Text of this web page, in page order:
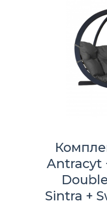
Antracyt
Sintra +